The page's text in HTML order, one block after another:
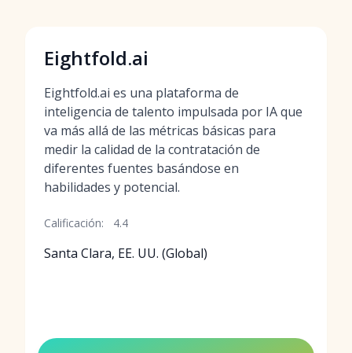
Eightfold.ai
Eightfold.ai es una plataforma de
inteligencia de talento impulsada por IA que
va más allá de las métricas básicas para
medir la calidad de la contratación de
diferentes fuentes basándose en
habilidades y potencial.
Calificación: 4.4
Santa Clara, EE. UU. (Global)